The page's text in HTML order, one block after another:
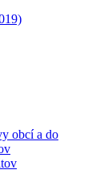
obcí a do